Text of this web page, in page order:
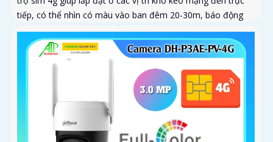
tiếp, có thể nhìn có màu vào ban đêm 20-30m, báo động
còi hú và đèn chớp tại chỗ, tích hợp khả năng quay xoay
360 độ ấn tượng, chống nước IP 66